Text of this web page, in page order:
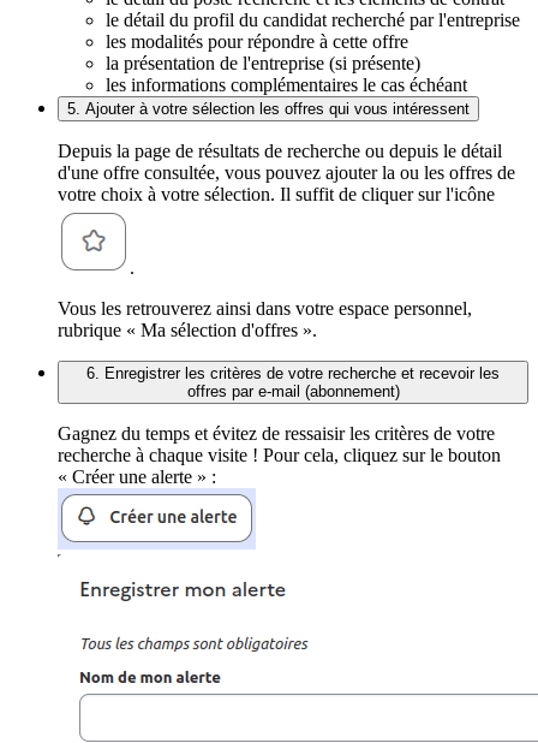
le détail du profil du candidat recherché par l'entreprise
les modalités pour répondre à cette offre
la présentation de l'entreprise (si présente)
les informations complémentaires le cas échéant
5. Ajouter à votre sélection les offres qui vous intéressent
Depuis la page de résultats de recherche ou depuis le détail
d'une offre consultée, vous pouvez ajouter la ou les offres de
votre choix à votre sélection. Il suffit de cliquer sur l'icône
.
Vous les retrouverez ainsi dans votre espace personnel,
rubrique « Ma sélection d'offres ».
6. Enregistrer les critères de votre recherche et recevoir les
offres par e-mail (abonnement)
Gagnez du temps et évitez de ressaisir les critères de votre
recherche à chaque visite ! Pour cela, cliquez sur le bouton
« Créer une alerte » :